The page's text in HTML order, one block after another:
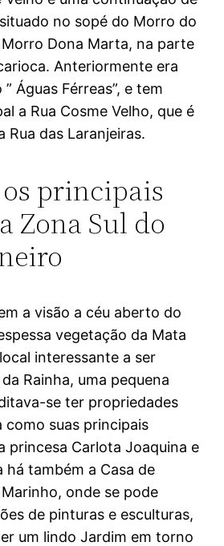
no sopé do Morro do
Dona Marta, na parte
Anteriormente era
Águas Férreas”, e tem
a Rua Cosme Velho, que é
Rua das Laranjeiras.
principais
Zona Sul do
a visão a céu aberto do
vegetação da Mata
interessante a ser
Rainha, uma pequena
se ter propriedades
como suas principais
princesa Carlota Joaquina e
há também a Casa de
onde se pode
de pinturas e esculturas,
um lindo Jardim em torno